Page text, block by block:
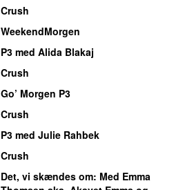
Crush
WeekendMorgen
P3 med Alida Blakaj
Crush
Go’ Morgen P3
Crush
P3 med Julie Rahbek
Crush
Det, vi skændes om: Med Emma